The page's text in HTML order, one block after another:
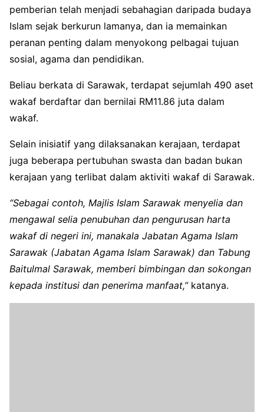
pemberian telah menjadi sebahagian daripada budaya
Islam sejak berkurun lamanya, dan ia memainkan
peranan penting dalam menyokong pelbagai tujuan
sosial, agama dan pendidikan.
Beliau berkata di Sarawak, terdapat sejumlah 490 aset
wakaf berdaftar dan bernilai RM11.86 juta dalam
wakaf.
Selain inisiatif yang dilaksanakan kerajaan, terdapat
juga beberapa pertubuhan swasta dan badan bukan
kerajaan yang terlibat dalam aktiviti wakaf di Sarawak.
“Sebagai contoh, Majlis Islam Sarawak menyelia dan
mengawal selia penubuhan dan pengurusan harta
wakaf di negeri ini, manakala Jabatan Agama Islam
Sarawak (Jabatan Agama Islam Sarawak) dan Tabung
Baitulmal Sarawak, memberi bimbingan dan sokongan
kepada institusi dan penerima manfaat,”katanya.